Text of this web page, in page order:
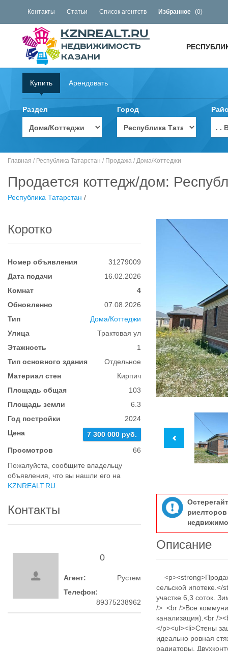
Контакты Статьи Список агентств Избранное (0)
Купить Арендовать
Раздел Город
. .
Главная / Республика Татарстан / Продажа / Дома/Коттеджи
Продается коттедж/дом:
Республика Татарстан /
Коротко
Номер объявления
31279009
Дата подачи
16.02.2026
Комнат
4
Обновленно
07.08.2026
Тип
Дома/Коттеджи
Улица
Трактовая ул
Этажность
1
Тип основного здания
Отдельное
Материал стен
Кирпич
Площадь общая
103
Площадь земли
6.3
Год постройки
2024
Цена
7 300 000 руб.
Просмотров
66
Пожалуйста, сообщите владельцу
объявления, что вы нашли его на
KZNREALT.RU
Контакты
0
Агент:
Рустем
Телефон:
89375238962
Описание
сельской
участке 6,3 соток.
/> <br />Все
канализация).<br /
</p><ul><li>Стены
идеально ровная
радиаторы.